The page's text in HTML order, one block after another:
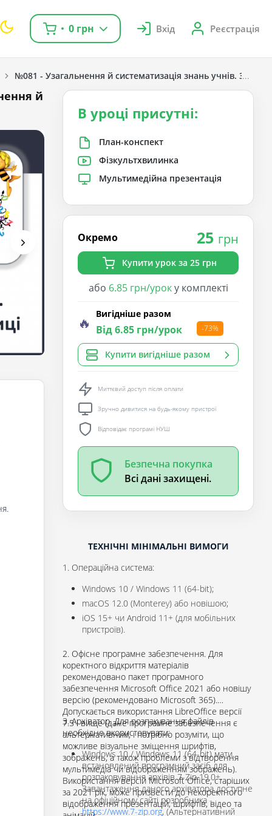
0 грн Вхід Реєстрація
№081 - Узагальнення й систематизація знань учнів.
й
В уроці присутні:
План-конспект
Фізкультхвилинка
Мультимедійна презентація
Окремо 25 грн
Купити урок за 25 грн
або 6.85 грн/уроку комплекті
🔥 Вигідніше разом
Від 6.85 грн/урок -73%
Купити вигідніше разом
Миттєвий доступ після оплати
Зручно дивитися на будь-якому пристрої
Відповідає програмі НУШ
Безпечна покупка
Всі дані захищені.
ТЕХНІЧНІ МІНІМАЛЬНІ ВИМОГИ
1. Операційна система:
Windows 10 / Windows 11 (64-bit);
macOS 12.0 (Monterey) або новішою;
iOS 15+ чи Android 11+ (для мобільних
пристроїв).
2. Офісне програмне забезпечення. Для
коректного відкриття матеріалів
рекомендовано пакет програмного
забезпечення Microsoft Office 2021 або новішу
версію (рекомендовано Microsoft 365).
Допускається використання LibreOffice версії
7.5 і вище (дане програмне забезпечення є
альтернативним, і потрібно розуміти, що
можливе візуальне зміщення шрифтів,
зображень, а також проблеми з відтворення
мультимедіа чи відображенням зображень).
Використання версій Microsoft Office, старіших
за 2021 рік, може призвести до некоректного
відображення презентацій, шрифтів, відео та
3. Архіватор. Для розпакування файлів
необхідно вкористовувати:
Windows 10 / Windows 11 (64-bit) мати
встановлений програмний засіб для
розпаковування архівів 7-Zip 19.0+.
Завантаження даного архіватора доступне
на офіційному сайті розробника -
https://www.7-zip.org, (Альтернативний